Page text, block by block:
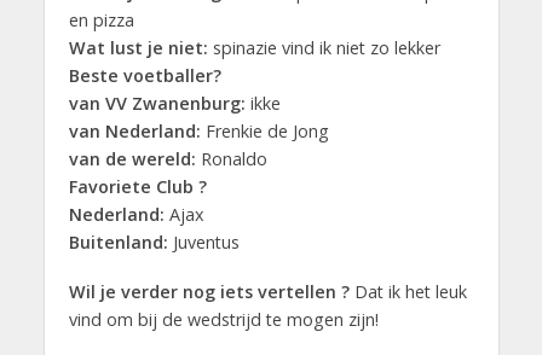
en pizza
Wat lust je niet: spinazie vind ik niet zo lekker
Beste voetballer?
van VV Zwanenburg: ikke
van Nederland: Frenkie de Jong
van de wereld: Ronaldo
Favoriete Club ?
Nederland: Ajax
Buitenland: Juventus
Wil je verder nog iets vertellen ?Dat ik het leuk
vind om bij de wedstrijd te mogen zijn!